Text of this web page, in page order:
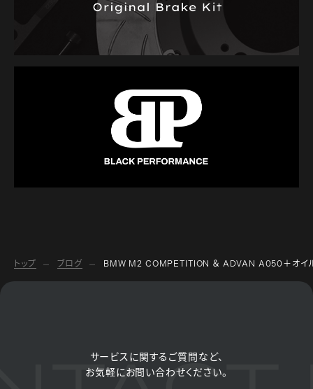
トップ ブログ BMW M2 COMPETITION ＆ ADVAN A050＋オイル
サービスに関するご質問など、
お気軽にお問い合わせください。